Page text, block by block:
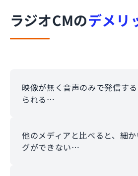
ラジオCMのデメリ
映像が無く音声のみで発信す
られる…
他のメディアと比べると、細
グができない…